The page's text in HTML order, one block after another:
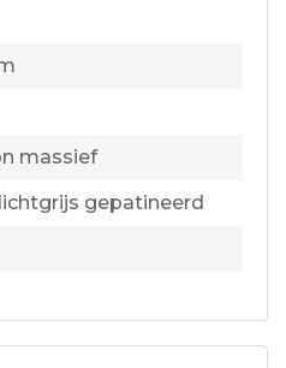
massief
gepatineerd